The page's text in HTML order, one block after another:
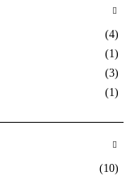
(4)
(1)
(3)
(1)
(10)